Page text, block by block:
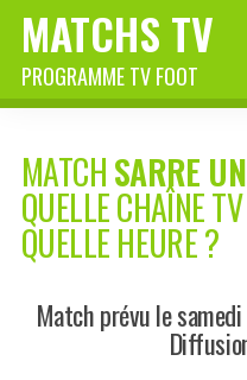
MATCHS TV
PROGRAMME TV FOOT
MATCHSARRE
QUELLE CHAÎNE
QUELLE HEURE ?
Match prévu le